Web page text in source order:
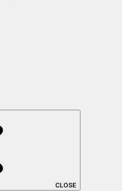
CLOSE